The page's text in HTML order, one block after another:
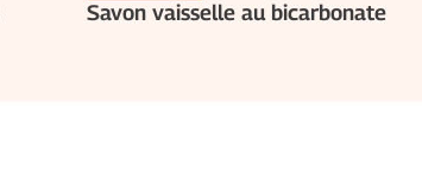
Savon vaisselle au bicarbonate